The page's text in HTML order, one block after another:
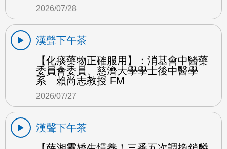
2026/07/28
漢聲下午茶
【化痰藥物正確服用】：消基會中醫藥
委員會委員、慈濟大學學士後中醫學
系 賴尚志教授 FM
2026/07/27
漢聲下午茶